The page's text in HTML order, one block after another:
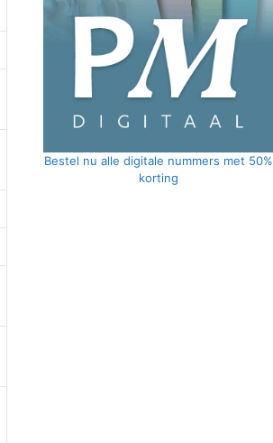
Bestel nu alle digitale nummers met 50%
korting